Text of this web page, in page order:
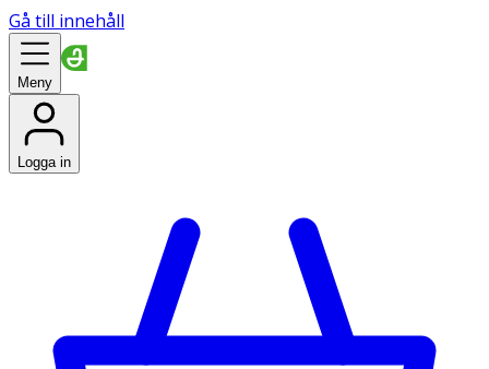
Gå till innehåll
Meny
Logga in